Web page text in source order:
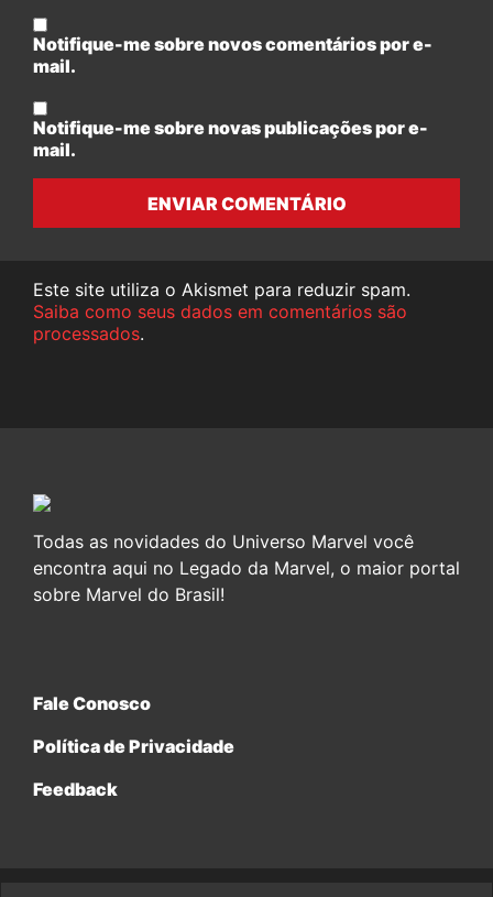
Notifique-me sobre novos comentários por e-
mail.
Notifique-me sobre novas publicações por e-
mail.
ENVIAR COMENTÁRIO
Este site utiliza o Akismet para reduzir spam.
Saiba como seus dados em comentários são
processados.
Todas as novidades do Universo Marvel você
encontra aqui no Legado da Marvel, o maior portal
sobre Marvel do Brasil!
Fale Conosco
Política de Privacidade
Feedback